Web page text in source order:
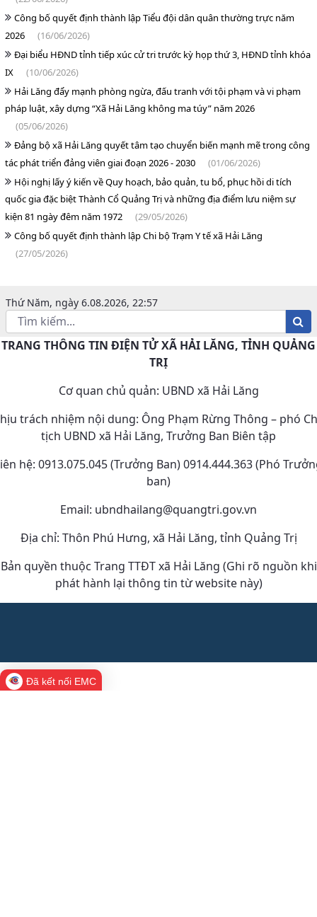
Công bố quyết định thành lập Tiểu đội dân quân thường trực năm
2026
(16/06/2026)
Đại biểu HĐND tỉnh tiếp xúc cử tri trước kỳ họp thứ 3, HĐND tỉnh khóa
IX
(10/06/2026)
Hải Lăng đẩy mạnh phòng ngừa, đấu tranh với tội phạm và vi phạm
pháp luật, xây dựng “Xã Hải Lăng không ma túy” năm 2026
(05/06/2026)
Đảng bộ xã Hải Lăng quyết tâm tạo chuyển biến mạnh mẽ trong công
tác phát triển đảng viên giai đoạn 2026 - 2030
(01/06/2026)
Hội nghị lấy ý kiến về Quy hoạch, bảo quản, tu bổ, phục hồi di tích
quốc gia đặc biệt Thành Cổ Quảng Trị và những địa điểm lưu niệm sự
kiện 81 ngày đêm năm 1972
(29/05/2026)
Công bố quyết định thành lập Chi bộ Trạm Y tế xã Hải Lăng
(27/05/2026)
Thứ Năm, ngày 6.08.2026, 22:57
TRANG THÔNG TIN ĐIỆN TỬ XÃ HẢI LĂNG, TỈNH QUẢNG
TRỊ
Cơ quan chủ quản: UBND xã Hải Lăng
trách nhiệm nội dung: Ông Phạm Rừng Thông – phó
tịch UBND xã Hải Lăng, Trưởng Ban Biên tập
hệ: 0913.075.045 (Trưởng Ban) 0914.444.363 (Phó
ban)
Email: ubndhailang@quangtri.gov.vn
Địa chỉ: Thôn Phú Hưng, xã Hải Lăng, tỉnh Quảng Trị
Bản quyền thuộc Trang TTĐT xã Hải Lăng (Ghi rõ nguồn khi
phát hành lại thông tin từ website này)
Đã kết nối EMC